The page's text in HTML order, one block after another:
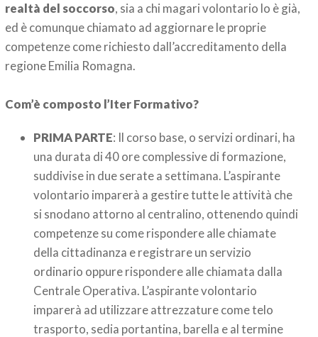
realtà del soccorso, sia a chi magari volontario lo è già,
ed è comunque chiamato ad aggiornare le proprie
competenze come richiesto dall’accreditamento della
regione Emilia Romagna.
Com’è composto l’Iter Formativo?
PRIMA PARTE: Il corso base, o servizi ordinari, ha
una durata di 40 ore complessive di formazione,
suddivise in due serate a settimana. L’aspirante
volontario imparerà a gestire tutte le attività che
si snodano attorno al centralino, ottenendo quindi
competenze su come rispondere alle chiamate
della cittadinanza e registrare un servizio
ordinario oppure rispondere alle chiamata dalla
Centrale Operativa. L’aspirante volontario
imparerà ad utilizzare attrezzature come telo
trasporto, sedia portantina, barella e al termine